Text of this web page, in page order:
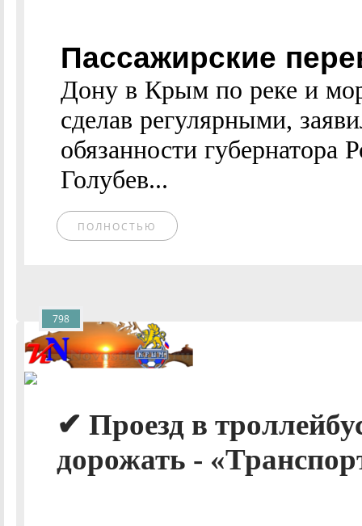
Пассажирские
Дону в Крым по реке и
сделав регулярными,
обязанности губернатора
Голубев...
ПОЛНОСТЬЮ
✔ Проезд в
дорожать -
798